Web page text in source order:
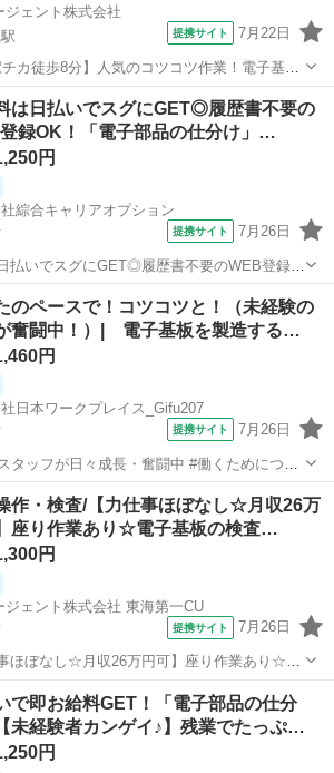
ジェント株式会社
提携サイト 7月22日
チカ徒歩8分】人気のコツコツ作業！電子基板
27万円可◎社宅費全額補助《Jbue1C》 詳
気のコツコツ作
垣駅
は日払いでスグにGET◎履歴書不要の
録OK！「電子部品の仕分け」…
円
綜合キャリアオプション
提携サイト 7月26日
払いでスグにGET◎履歴書不要のWEB登録
」高時給1250円！東大垣周辺！20代～40代
学が多
のペースで！コツコツと！（未経験の
奮闘中！）| 電子基板を製造する…
円
日本ワークプレイス_Gifu207
提携サイト 7月26日
ことが特徴です！ ・特に若手の方は、体力
作・検査/【力仕事ほぼなし☆月収26万
座り作業あり☆電子基板の検査…
円
ジェント株式会社 東海第一CU
提携サイト 7月26日
ほぼなし☆月収26万円可】座り作業あり☆電
◎＼電子基板の検査！／ ＜具体的に
→基盤を機械にセットをする (機械が
→...
け
で即お給料GET！「電子部品の仕分
未経験者カンゲイ♪】残業でたっぷ…
円